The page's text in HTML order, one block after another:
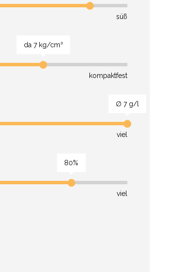
süß
da 7 kg/cm³
kompaktfest
∅ 7 g/l
viel
80%
viel